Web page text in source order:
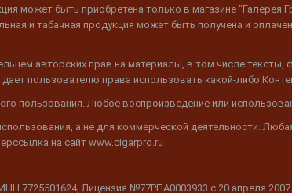
может быть приобретена только в магазине "Галерея
и табачная продукция может быть получена и
авторских прав на материалы, в том числе
пользователю права использовать какой-либо
пользования. Любое воспроизведение или
а не для коммерческой деятельности.
на сайт www.cigarpro.ru
7725501624, Лицензия №77РПА0003933 c 20 апреля